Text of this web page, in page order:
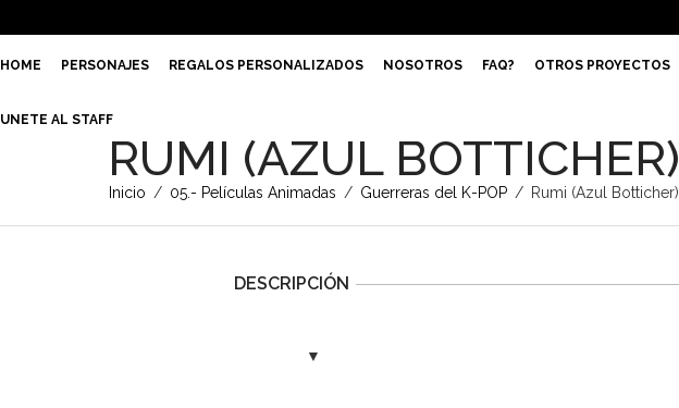
HOME PERSONAJES REGALOS PERSONALIZADOS NOSOTROS FAQ? OTROS PROYECTOS
UNETE AL STAFF
RUMI (AZUL BOTTICHER)
Inicio / 05.- Películas Animadas / Guerreras del K-POP / Rumi (Azul Botticher)
DESCRIPCIÓN